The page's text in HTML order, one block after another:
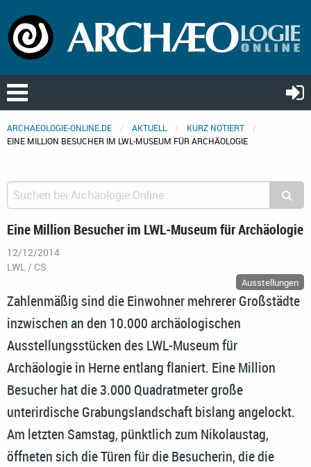
ARCHAEOLOGIE-ONLINE.DE AKTUELL
KURZ NOTIERT
EINE MILLION BESUCHER IM LWL-MUSEUM FÜR ARCHÄOLOGIE
Eine Million Besucher im LWL-Museum für Archäologie
12/12/2014
LWL / CS
Ausstellungen
Zahlenmäßig sind die Einwohner mehrerer Großstädte
inzwischen an den 10.000 archäologischen
Ausstellungsstücken des LWL-Museum für
Archäologie in Herne entlang flaniert. Eine Million
Besucher hat die 3.000 Quadratmeter große
unterirdische Grabungslandschaft bislang angelockt.
Am letzten Samstag, pünktlich zum Nikolaustag,
öffneten sich die Türen für die Besucherin, die die